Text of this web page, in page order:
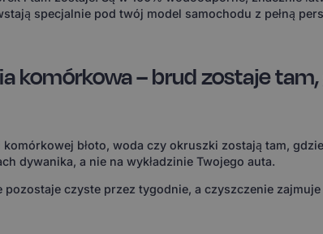
specjalnie pod twój model samochodu z pełną
komórkowa – brud zostaje
błoto, woda czy okruszki zostają tam,
dywanika, a nie na wykładzinie Twojego auta.
pozostaje czyste przez tygodnie, a czyszczenie